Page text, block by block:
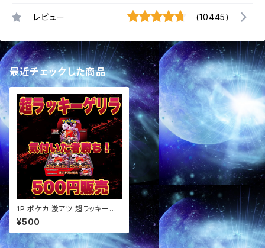
レビュー (10445)
最近チェックした商品
1P ポケカ 激アツ 超ラッキーゲ
リラ パック オリパ
¥500